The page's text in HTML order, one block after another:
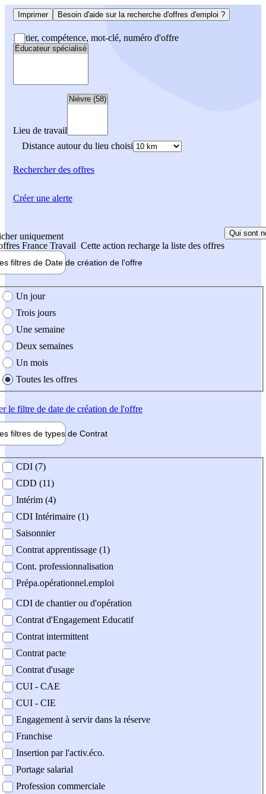
Imprimer Besoin d'aide sur la recherche d'offres d'emploi ?
Métier, compétence, mot-clé, numéro d'offre
Lieu de travail
Distance autour du lieu choisi
Rechercherdes offres
uniquement
France Travail Cette action recharge la liste des offres
Qui sont
filtres de Date de création de l'offre
création de l'offre
Un jour
Trois jours
Une semaine
Deux semaines
Un mois
Toutes les offres
le filtre de date de création de l'offre
filtres de types de Contrat
contrat
CDI (7)
CDD (11)
Intérim (4)
CDI Intérimaire (1)
Saisonnier
Contrat apprentissage (1)
Cont. professionnalisation
Prépa.opérationnel.emploi
CDI de chantier ou d'opération
Contrat d'Engagement Educatif
Contrat intermittent
Contrat pacte
Contrat d'usage
CUI - CAE
CUI - CIE
Engagement à servir dans la réserve
Franchise
Insertion par l'activ.éco.
Portage salarial
Profession commerciale
Créer une alerte